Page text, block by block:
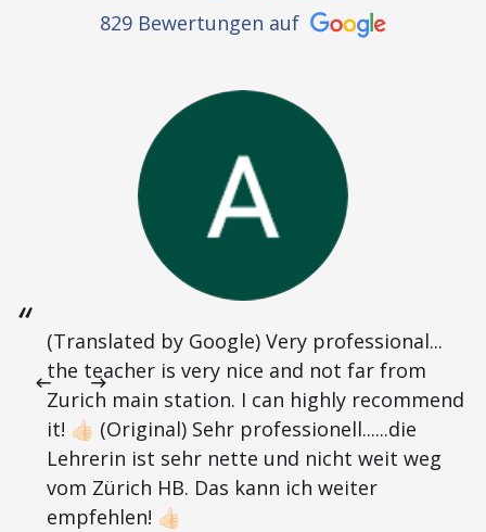
829 Bewertungen auf
(Translated by Google) Very professional...
the teacher is very nice and not far from
Zurich main station. I can highly recommend
it! 👍🏻 (Original) Sehr professionell......die
Lehrerin ist sehr nette und nicht weit weg
vom Zürich HB. Das kann ich weiter
empfehlen! 👍🏻